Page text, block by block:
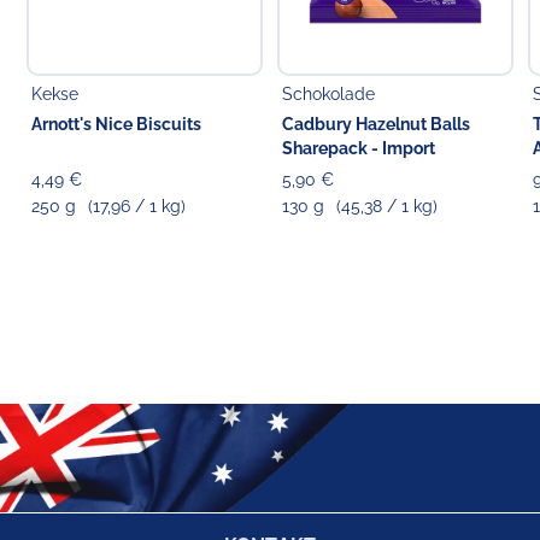
Kekse
Arnott's Nice Biscuits
4,49 €
250 g
(17,96 / 1 kg)
Schokolade
Cadbury Hazelnut Balls
Sharepack - Import
5,90 €
130 g
(45,38 / 1 kg)